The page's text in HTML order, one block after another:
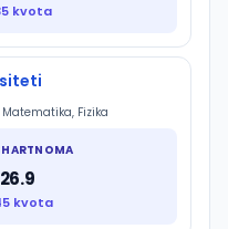
kvota
Matematika, Fizika
kvota